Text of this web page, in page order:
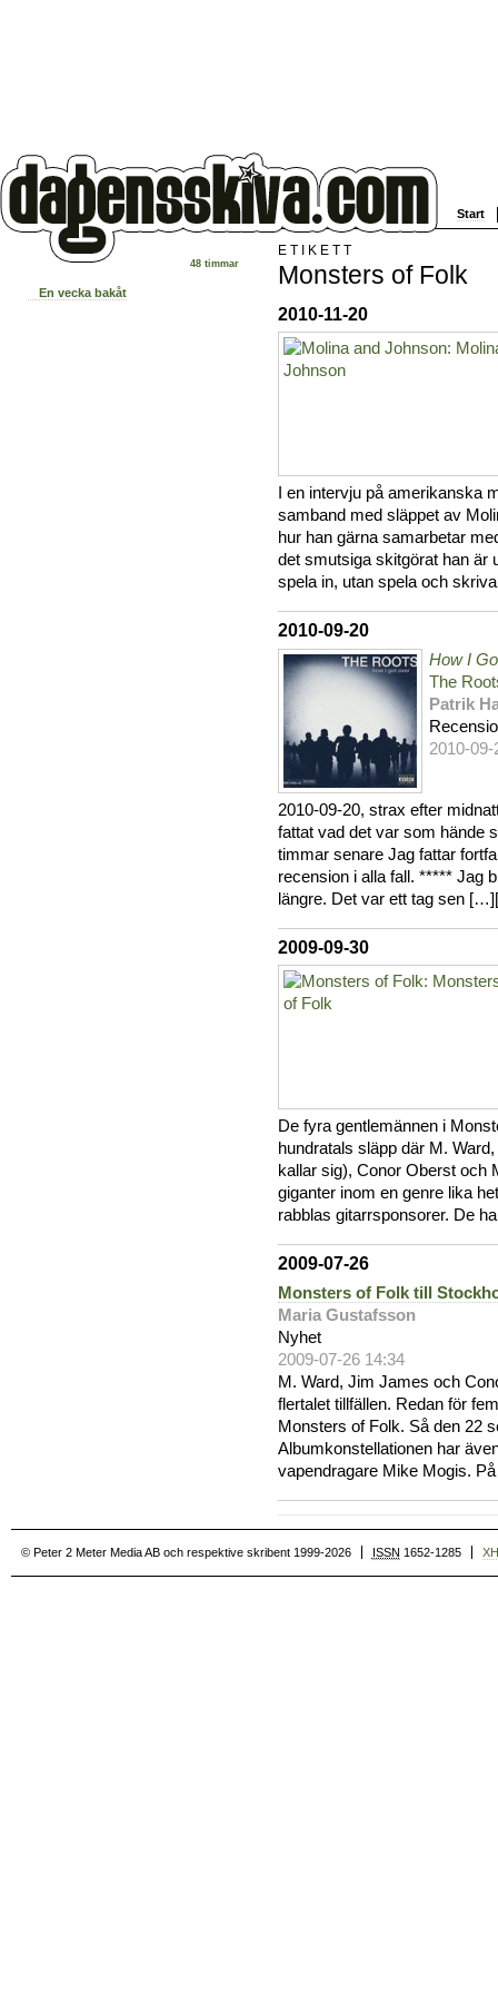
Start
48 timmar
En vecka bakåt
ETIKETT
Monsters of Folk
2010-11-20
I en intervju på amerikanska
samband med släppet av
hur han gärna samarbetar
det smutsiga skitgörat han är
spela in, utan spela och
2010-09-20
How I
The
Patrik
2010-09-
2010-09-20, strax efter
fattat vad det var som hände
timmar senare Jag fattar
recension i alla fall. ***** Jag
längre. Det var ett tag sen […][
2009-09-30
De fyra gentlemännen i
hundratals släpp där M.
kallar sig), Conor Oberst och
giganter inom en genre lika
rabblas gitarrsponsorer. De
2009-07-26
Monsters of Folk till
Maria Gustafsson
Nyhet
2009-07-26 14:34
M. Ward, Jim James och
flertalet tillfällen. Redan för
Monsters of Folk. Så den 22
Albumkonstellationen har
vapendragare Mike Mogis.
© Peter 2 Meter Media AB och respektive skribent 1999-2026 ISSN 1652-1285